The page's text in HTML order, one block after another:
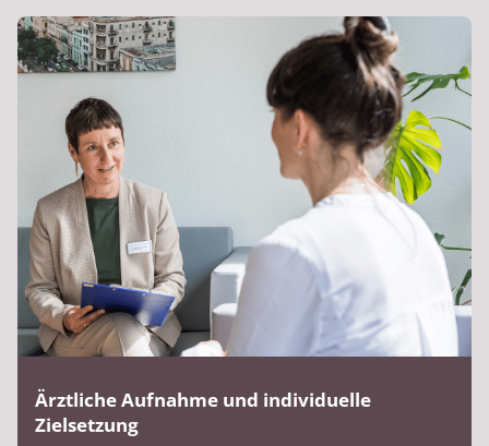
Ärztliche Aufnahme und individuelle
Zielsetzung